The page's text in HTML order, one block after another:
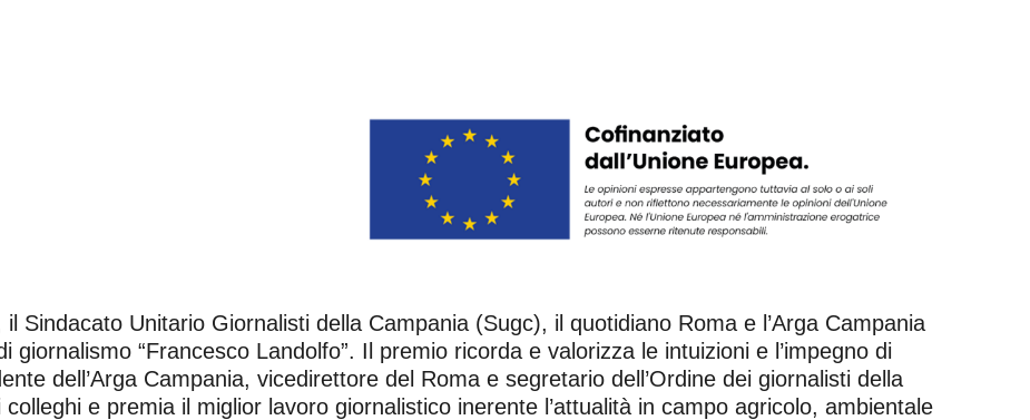
Sindacato Unitario Giornalisti della Campania (Sugc), il quotidiano Roma e l’Arga Campania
giornalismo “Francesco Landolfo”. Il premio ricorda e valorizza le intuizioni e l’impegno di
dell’Arga Campania, vicedirettore del Roma e segretario dell’Ordine dei giornalisti della
e premia il miglior lavoro giornalistico inerente l’attualità in campo agricolo, ambientale